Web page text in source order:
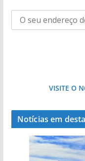
VISITE O
Notícias em